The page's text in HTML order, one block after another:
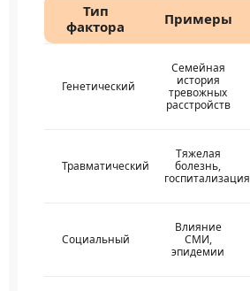
Тип
фактора
Примеры
Генетический
Семейная
история
тревожных
расстройств
Травматический
Тяжелая
болезнь,
госпитализация
Социальный
Влияние
СМИ,
эпидемии